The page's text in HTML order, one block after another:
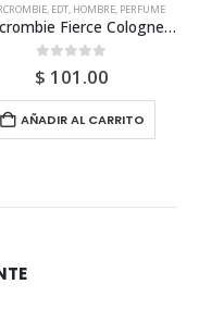
BANDERAS ,HOMBRE ,PERFUME
Antonio Banderas Seduction In Black Edt 100ml Para Hombre
0 out of 5
$ 43.00
AÑADIR AL CARRITO